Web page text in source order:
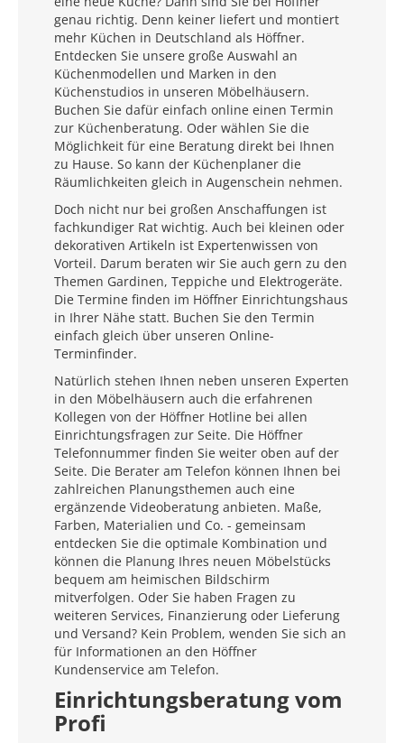
genau richtig. Denn keiner liefert und montiert
mehr Küchen in Deutschland als Höffner.
Entdecken Sie unsere große Auswahl an
Küchenmodellen und Marken in den
Küchenstudios in unseren Möbelhäusern.
Buchen Sie dafür einfach online einen Termin
zur Küchenberatung. Oder wählen Sie die
Möglichkeit für eine Beratung direkt bei Ihnen
zu Hause. So kann der Küchenplaner die
Räumlichkeiten gleich in Augenschein nehmen.
Doch nicht nur bei großen Anschaffungen ist
fachkundiger Rat wichtig. Auch bei kleinen oder
dekorativen Artikeln ist Expertenwissen von
Vorteil. Darum beraten wir Sie auch gern zu den
Themen Gardinen, Teppiche und Elektrogeräte.
Die Termine finden im Höffner Einrichtungshaus
in Ihrer Nähe statt. Buchen Sie den Termin
einfach gleich über unseren Online-
Terminfinder.
Natürlich stehen Ihnen neben unseren Experten
in den Möbelhäusern auch die erfahrenen
Kollegen von der Höffner Hotline bei allen
Einrichtungsfragen zur Seite. Die Höffner
Telefonnummer finden Sie weiter oben auf der
Seite. Die Berater am Telefon können Ihnen bei
zahlreichen Planungsthemen auch eine
ergänzende Videoberatung anbieten. Maße,
Farben, Materialien und Co. - gemeinsam
entdecken Sie die optimale Kombination und
können die Planung Ihres neuen Möbelstücks
bequem am heimischen Bildschirm
mitverfolgen. Oder Sie haben Fragen zu
weiteren Services, Finanzierung oder Lieferung
und Versand? Kein Problem, wenden Sie sich an
für Informationen an den Höffner
Kundenservice am Telefon.
Einrichtungsberatung vom
Profi